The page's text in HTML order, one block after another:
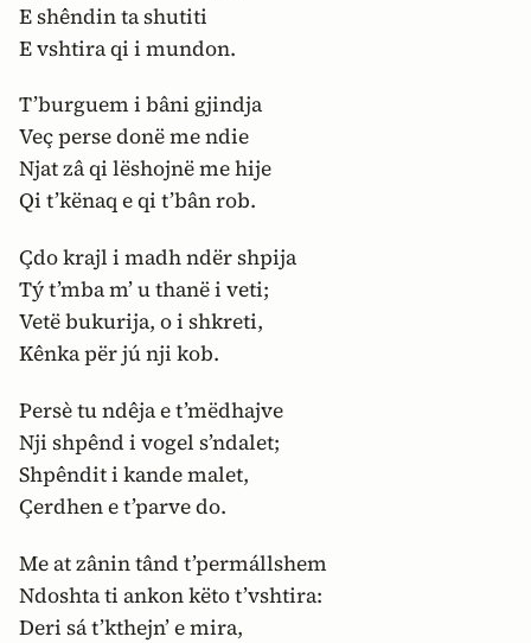
E shêndin ta shutiti
E vshtira qi i mundon.
T’burguem i bâni gjindja
Veç perse donë me ndie
Njat zâ qi lëshojnë me hije
Qi t’kënaq e qi t’bân rob.
Çdo krajl i madh ndër shpija
Tý t’mba m’ u thanë i veti;
Vetë bukurija, o i shkreti,
Kênka për jú nji kob.
Persè tu ndêja e t’mëdhajve
Nji shpênd i vogel s’ndalet;
Shpêndit i kande malet,
Çerdhen e t’parve do.
Me at zânin tând t’permállshem
Ndoshta ti ankon këto t’vshtira:
Deri sá t’kthejn’ e mira,